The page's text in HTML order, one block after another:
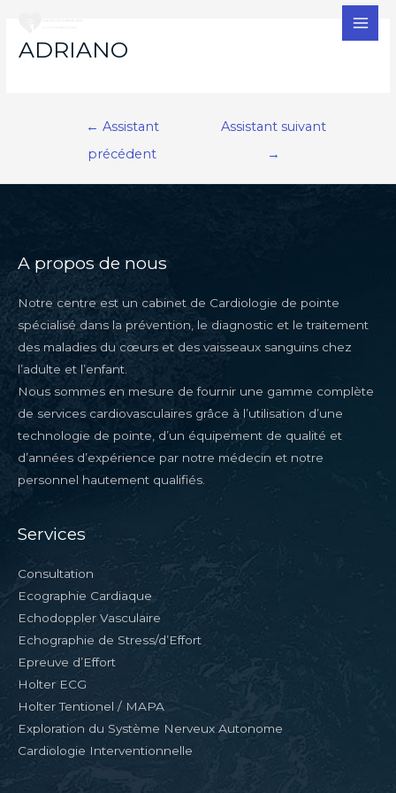
ADRIANO
Navigation
← Assistant
précédent
Assistant suivant
→
A propos de nous
Notre centre est un cabinet de Cardiologie de pointe
spécialisé dans la prévention, le diagnostic et le traitement
des maladies du cœurs et des vaisseaux sanguins chez
l’adulte et l’enfant.
Nous sommes en mesure de fournir une gamme complète
de services cardiovasculaires grâce à l’utilisation d’une
technologie de pointe, d’un équipement de qualité et
d’années d’expérience par notre médecin et notre
personnel hautement qualifiés.
Services
Consultation
Ecographie Cardiaque
Echodoppler Vasculaire
Echographie de Stress/d’Effort
Epreuve d’Effort
Holter ECG
Holter Tentionel / MAPA
Exploration du Système Nerveux Autonome
Cardiologie Interventionnelle